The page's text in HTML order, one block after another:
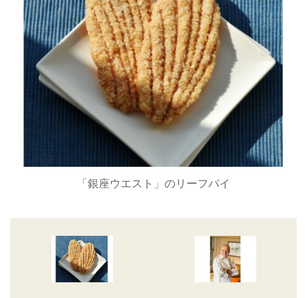
「銀座ウエスト」のリーフパイ